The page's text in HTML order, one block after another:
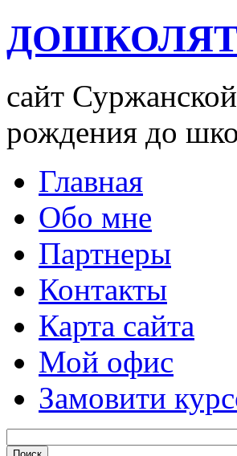
сайт
рождения до
Главная
Обо мне
Партнеры
Контакты
Карта сайта
Мой офис
Замовити